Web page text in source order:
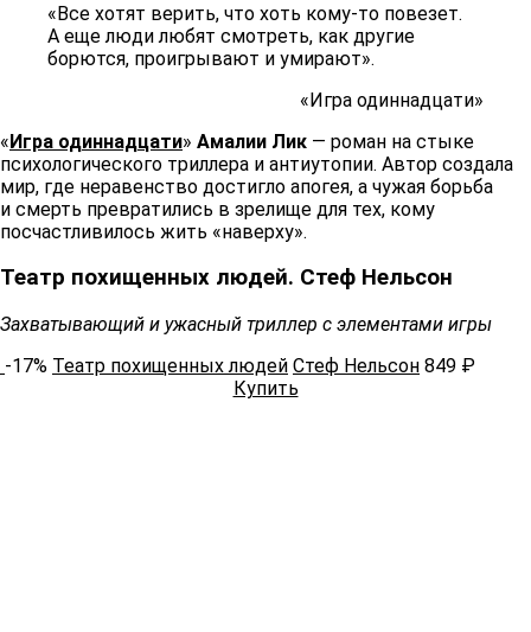
«Все хотят верить, что хоть кому-то повезет.
А еще люди любят смотреть, как другие
борются, проигрывают и умирают».
«Игра одиннадцати»
«Игра одиннадцати» Амалии Лик — роман на стыке
психологического триллера и антиутопии. Автор создала
мир, где неравенство достигло апогея, а чужая борьба
и смерть превратились в зрелище для тех, кому
посчастливилось жить «наверху».
Театр похищенных людей. Стеф Нельсон
Захватывающий и ужасный триллер с элементами игры
-17% Театр похищенных людей Стеф Нельсон 849 ₽
Купить